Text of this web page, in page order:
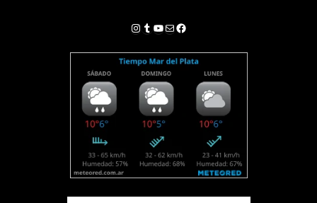
Instagram
Tumblr
YouTube
Correo electrónico
Facebook